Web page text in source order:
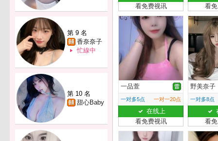
第 9 名
香奈奈子
忙線中
第 10 名
甜心Baby
看免费视讯
看
一品萱
一对多5点 一对一20点
在线上
看免费视讯
野美奈子
一对多8点
看